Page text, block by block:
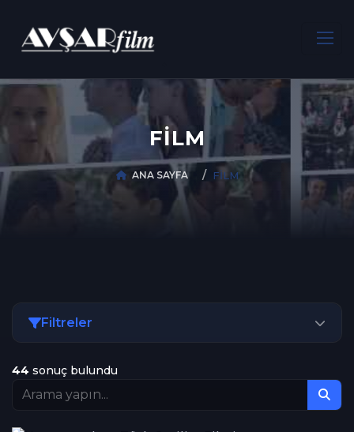
FİLM
ANA SAYFA FİLM
Filtreler
Tüm Kategoriler
17
44 sonuç bulundu